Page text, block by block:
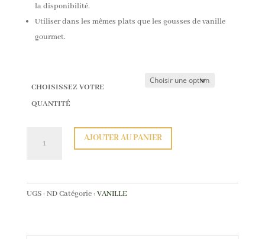
la disponibilité.
Utiliser dans les mêmes plats que les gousses de vanille
gourmet.
CHOISISSEZ VOTRE
QUANTITÉ
AJOUTER AU PANIER
UGS : NDCatégorie : VANILLE